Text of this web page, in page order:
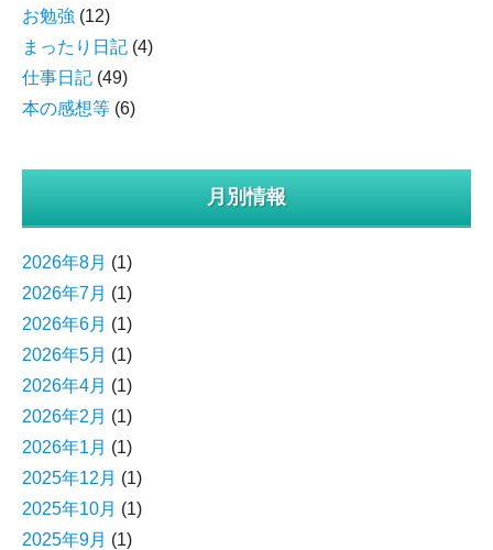
お勉強 (12)
まったり日記 (4)
仕事日記 (49)
本の感想等 (6)
月別情報
2026年8月 (1)
2026年7月 (1)
2026年6月 (1)
2026年5月 (1)
2026年4月 (1)
2026年2月 (1)
2026年1月 (1)
2025年12月 (1)
2025年10月 (1)
2025年9月 (1)